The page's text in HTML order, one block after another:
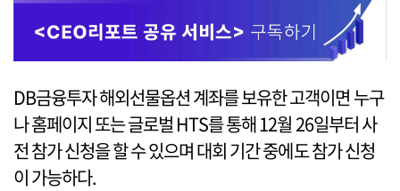
DB금융투자 해외선물옵션 계좌를 보유한 고객이면 누구
나 홈페이지 또는 글로벌 HTS를 통해 12월 26일부터 사
전 참가 신청을 할 수 있으며 대회 기간 중에도 참가 신청
이 가능하다.